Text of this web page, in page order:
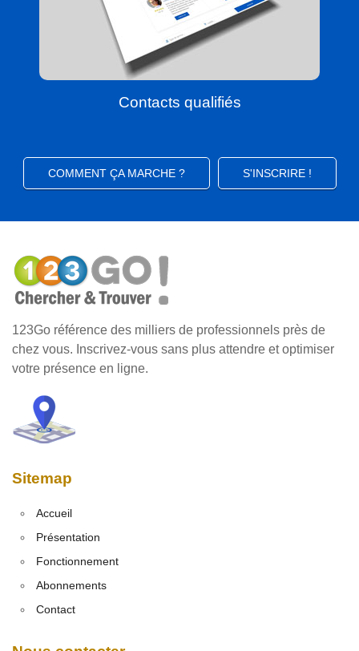
Contacts qualifiés
COMMENT ÇA MARCHE ? S'INSCRIRE !
123Go référence des milliers de professionnels près de
chez vous. Inscrivez-vous sans plus attendre et optimiser
votre présence en ligne.
Sitemap
Accueil
Présentation
Fonctionnement
Abonnements
Contact